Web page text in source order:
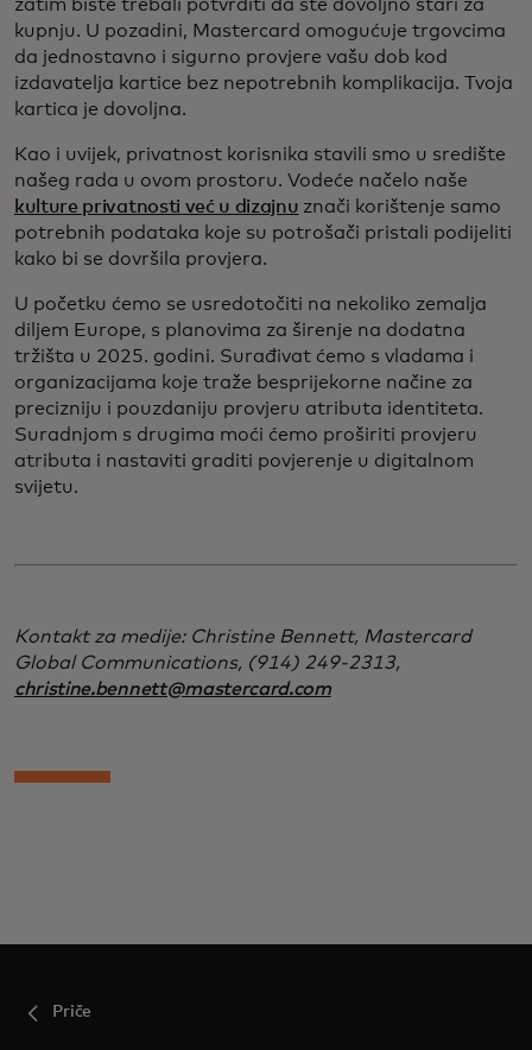
zatim biste trebali potvrditi da ste dovoljno stari za
kupnju. U pozadini, Mastercard omogućuje trgovcima
da jednostavno i sigurno provjere vašu dob kod
izdavatelja kartice bez nepotrebnih komplikacija. Tvoja
kartica je dovoljna.
Kao i uvijek, privatnost korisnika stavili smo u središte
našeg rada u ovom prostoru. Vodeće načelo naše
kulture privatnosti već u dizajnu znači korištenje samo
potrebnih podataka koje su potrošači pristali podijeliti
kako bi se dovršila provjera.
U početku ćemo se usredotočiti na nekoliko zemalja
diljem Europe, s planovima za širenje na dodatna
tržišta u 2025. godini. Surađivat ćemo s vladama i
organizacijama koje traže besprijekorne načine za
precizniju i pouzdaniju provjeru atributa identiteta.
Suradnjom s drugima moći ćemo proširiti provjeru
atributa i nastaviti graditi povjerenje u digitalnom
svijetu.
Kontakt za medije: Christine Bennett, Mastercard
Global Communications, (914) 249-2313,
christine.bennett@mastercard.com
Priče